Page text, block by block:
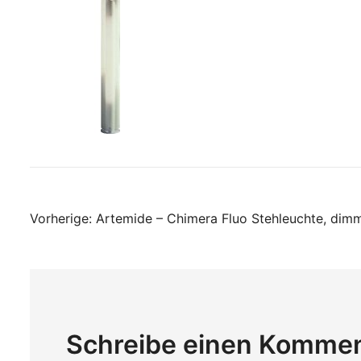
Vorherige: Artemide – Chimera Fluo Stehleuchte,
Schreibe einen